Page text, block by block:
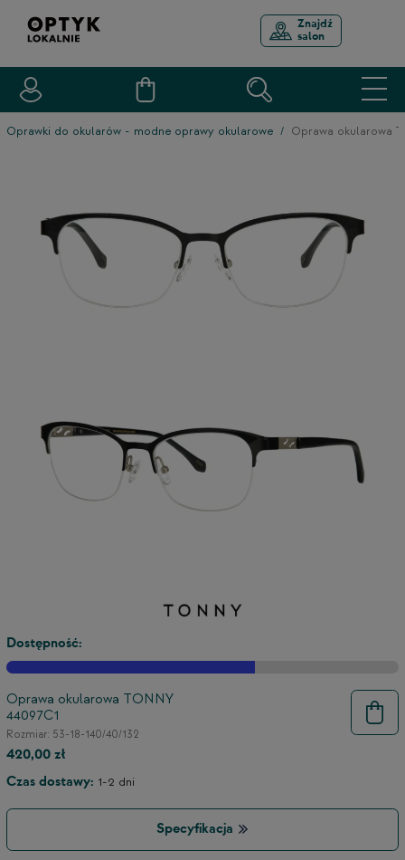
Znajdź
salon
Oprawki do okularów - modne oprawy okularowe Oprawa okularowa
Dostępność:
Oprawa okularowa TONNY
44097C1
Rozmiar: 53-18-140/40/132
420,00 zł
Czas dostawy: 1-2 dni
Specyfikacja